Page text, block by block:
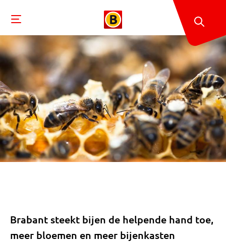
Brabant steekt bijen de helpende hand toe,
meer bloemen en meer bijenkasten